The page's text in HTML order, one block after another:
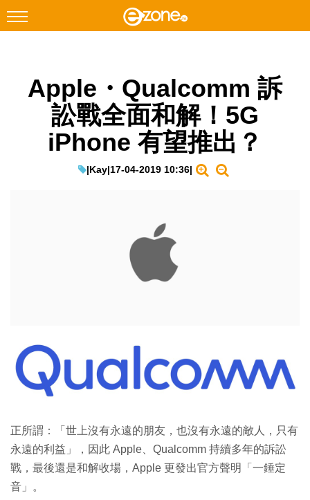
Facebook Instagram
網絡生活
Apple・Qualcomm 訴
訟戰全面和解！5G
iPhone 有望推出？
|Kay|17-04-2019 10:36|
正所謂：「世上沒有永遠的朋友，也沒有永遠的敵人，只有
永遠的利益」，因此 Apple、Qualcomm 持續多年的訴訟
戰，最後還是和解收場，Apple 更發出官方聲明「一錘定
音」。